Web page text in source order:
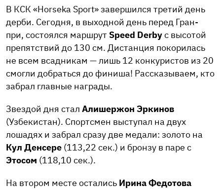
В КСК «Horseka Sport» завершился третий день
дерби. Сегодня, в выходной день перед Гран-
при, состоялся маршрут Speed Derbyс высотой
препятствий до 130 см. Дистанция покорилась
не всем всадникам — лишь 12 конкуристов из 20
смогли добраться до финиша! Рассказываем, кто
забрал главные награды.
Звездой дня стал Алишержон Эркинов
(Узбекистан). Спортсмен выступал на двух
лошадях и забрал сразу две медали: золото на
Кул Денсере (113,22 сек.) и бронзу в паре с
Этосом (118,10 сек.).
На втором месте остались Ирина Федотова